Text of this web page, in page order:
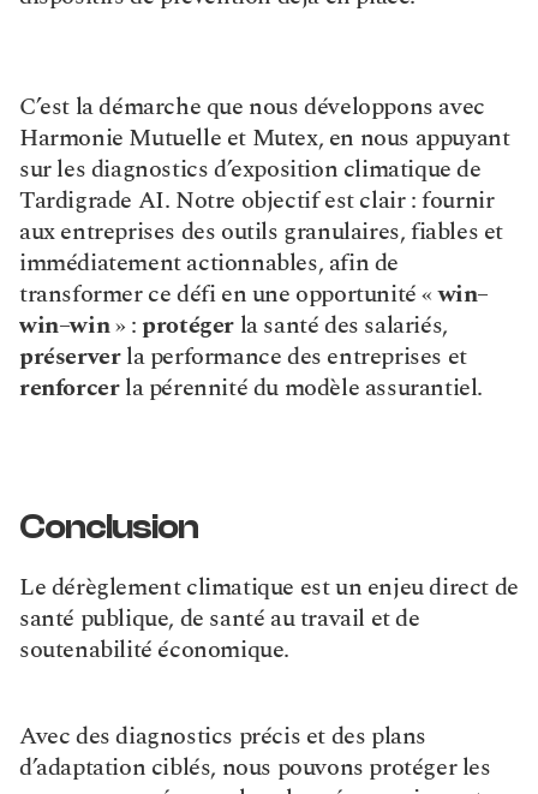
C’est la démarche que nous développons avec
Harmonie Mutuelle et Mutex, en nous appuyant
sur les diagnostics d’exposition climatique de
Tardigrade AI. Notre objectif est clair : fournir
aux entreprises des outils granulaires, fiables et
immédiatement actionnables, afin de
transformer ce défi en une opportunité « win–
win–win » : protéger
préserver
la performance des entreprises et
renforcer la pérennité du modèle assurantiel.
Conclusion
Le dérèglement climatique est un enjeu direct de
santé publique, de santé au travail et de
soutenabilité économique.
Avec des diagnostics précis et des plans
d’adaptation ciblés, nous pouvons protéger les